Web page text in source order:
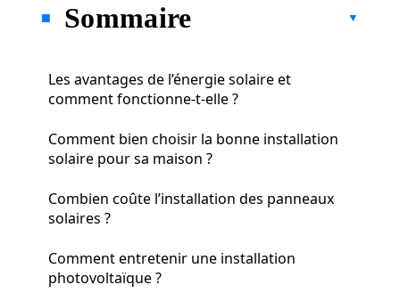
Sommaire
Les avantages de l’énergie solaire et
comment fonctionne-t-elle ?
Comment bien choisir la bonne installation
solaire pour sa maison ?
Combien coûte l’installation des panneaux
solaires ?
Comment entretenir une installation
photovoltaïque ?